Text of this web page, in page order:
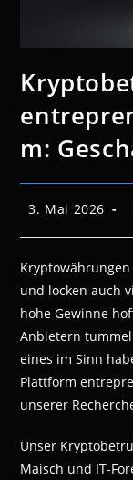
m:
Beitrag
3. Mai 2026
und locken auch
hohe Gewinne
Anbietern
eines im Sinn
Plattform
unserer
Unser
Maisch und IT-